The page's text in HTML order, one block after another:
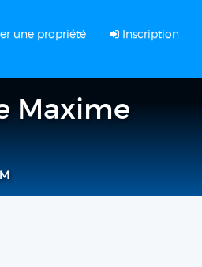
une propriété Inscription
Maxime